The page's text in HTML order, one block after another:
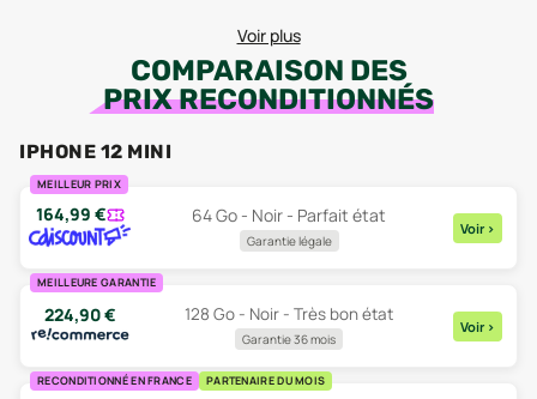
Voir plus
COMPARAISON DES
PRIX RECONDITIONNÉS
IPHONE 12 MINI
MEILLEUR PRIX
164,99 € 64 Go - Noir - Parfait état
Garantie légale
Voir >
MEILLEURE GARANTIE
224,90€ 128 Go - Noir - Très bon état
Garantie 36 mois
Voir >
RECONDITIONNÉ EN FRANCE PARTENAIRE DU MOIS